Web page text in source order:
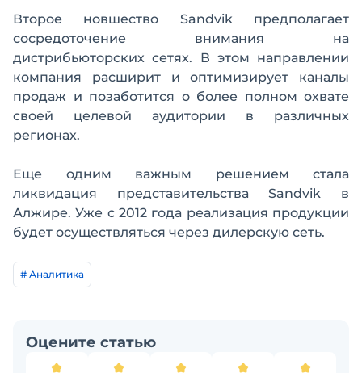
Второе новшество Sandvik предполагает
сосредоточение внимания на
дистрибьюторских сетях. В этом направлении
компания расширит и оптимизирует каналы
продаж и позаботится о более полном охвате
своей целевой аудитории в различных
регионах.
Еще одним важным решением стала
ликвидация представительства Sandvik в
Алжире. Уже с 2012 года реализация продукции
будет осуществляться через дилерскую сеть.
# Аналитика
Оцените статью